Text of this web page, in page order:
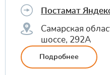
Постамат
Самарская
шоссе, 292А
Подробнее